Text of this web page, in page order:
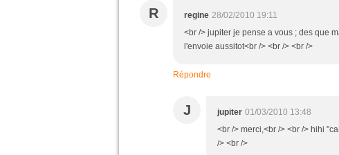
R regine 28/02/2010 19:11
<br /> jupiter je pense a vous ; des que
l'envoie aussitot<br /> <br /> <br />
Répondre
J jupiter 01/03/2010 13:48
<br /> merci,<br /> <br /> hihi
/> <br />